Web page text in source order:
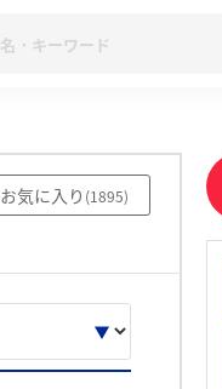
みんなの新卒就職人
28卒 IT・DX現場
お気に入り (1895)